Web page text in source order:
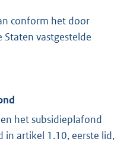
conform het door
Staten vastgestelde
het subsidieplafond
in artikel 1.10, eerste lid,